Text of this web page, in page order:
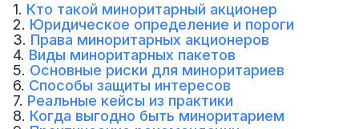
1. Кто такой миноритарный акционер
2. Юридическое определение и пороги
3. Права миноритарных акционеров
4. Виды миноритарных пакетов
5. Основные риски для миноритариев
6. Способы защиты интересов
7. Реальные кейсы из практики
8. Когда выгодно быть миноритарием